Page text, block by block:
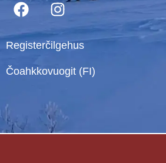
Registerčilgehus
Čoahkkovuogit (FI)